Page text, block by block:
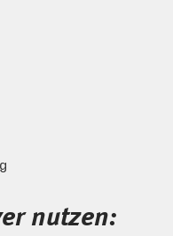
nutzen: